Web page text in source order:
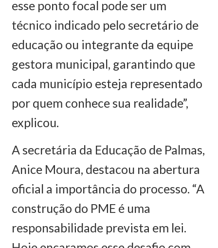
esse ponto focal pode ser um
técnico indicado pelo secretário de
educação ou integrante da equipe
gestora municipal, garantindo que
cada município esteja representado
por quem conhece sua realidade”,
explicou.
A secretária da Educação de Palmas,
Anice Moura, destacou na abertura
oficial a importância do processo. “A
construção do PME é uma
responsabilidade prevista em lei.